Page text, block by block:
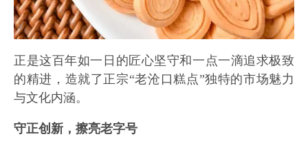
正是这百年如一日的匠心坚守和一点一滴追求极致
的精进，造就了正宗“老沧口糕点”独特的市场魅力
与文化内涵。
守正创新，擦亮老字号